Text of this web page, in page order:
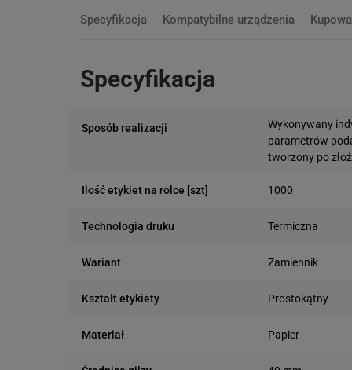
Specyfikacja Kompatybilne urządzenia
Specyfikacja
Sposób realizacji
Wykonywany
parametrów
tworzony po
Ilość etykiet na rolce [szt] 1000
Technologia druku Termiczna
Wariant Zamiennik
Kształt etykiety Prostokątny
Materiał Papier